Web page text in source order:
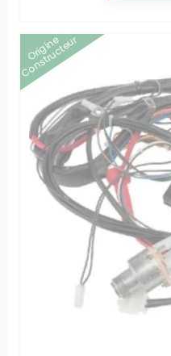
Origine
Constructeur